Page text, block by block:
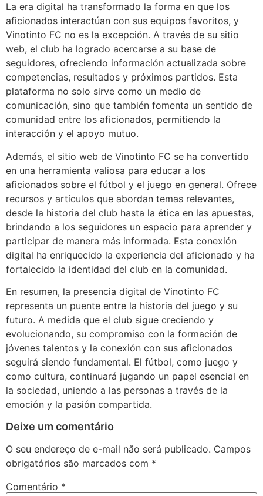
La era digital ha transformado la forma en que los
aficionados interactúan con sus equipos favoritos, y
Vinotinto FC no es la excepción. A través de su sitio
web, el club ha logrado acercarse a su base de
seguidores, ofreciendo información actualizada sobre
competencias, resultados y próximos partidos. Esta
plataforma no solo sirve como un medio de
comunicación, sino que también fomenta un sentido de
comunidad entre los aficionados, permitiendo la
interacción y el apoyo mutuo.
Además, el sitio web de Vinotinto FC se ha convertido
en una herramienta valiosa para educar a los
aficionados sobre el fútbol y el juego en general. Ofrece
recursos y artículos que abordan temas relevantes,
desde la historia del club hasta la ética en las apuestas,
brindando a los seguidores un espacio para aprender y
participar de manera más informada. Esta conexión
digital ha enriquecido la experiencia del aficionado y ha
fortalecido la identidad del club en la comunidad.
En resumen, la presencia digital de Vinotinto FC
representa un puente entre la historia del juego y su
futuro. A medida que el club sigue creciendo y
evolucionando, su compromiso con la formación de
jóvenes talentos y la conexión con sus aficionados
seguirá siendo fundamental. El fútbol, como juego y
como cultura, continuará jugando un papel esencial en
la sociedad, uniendo a las personas a través de la
emoción y la pasión compartida.
Deixe um comentário
O seu endereço de e-mail não será publicado. Campos
obrigatórios são marcados com *
Comentário *